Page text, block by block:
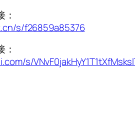
s/f26859a85376
s/